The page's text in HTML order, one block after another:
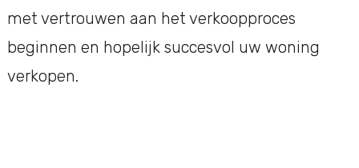
met vertrouwen aan het verkoopproces
beginnen en hopelijk succesvol uw woning
verkopen.